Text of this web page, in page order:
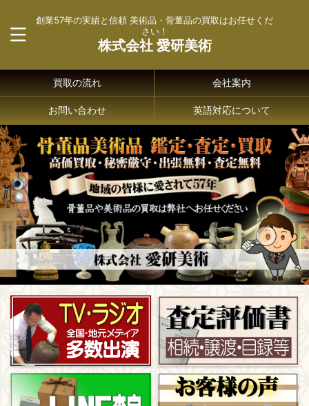
創業57年の実績と信頼 美術品・骨董品の買取はお任せくだ
さい！
株式会社 愛研美術
買取の流れ 会社案内
お問い合わせ 英語対応について